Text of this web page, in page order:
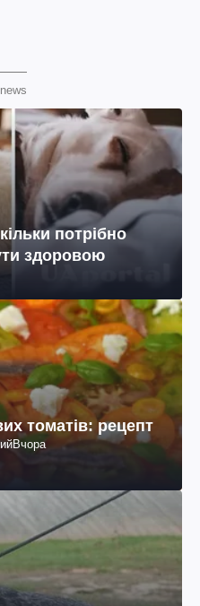
потрібно
здоровою
томатів: рецепт
Вчора